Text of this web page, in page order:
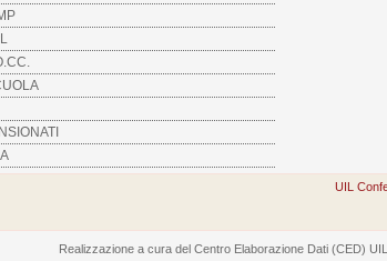
UIL
Realizzazione a cura del Centro Elaborazione Dati (CED)